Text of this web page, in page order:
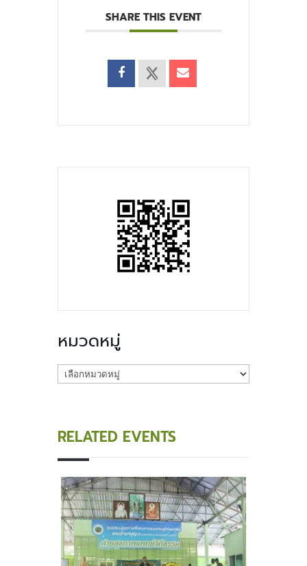
SHARE THIS EVENT
หมวดหมู่
หมวด
RELATED EVENTS